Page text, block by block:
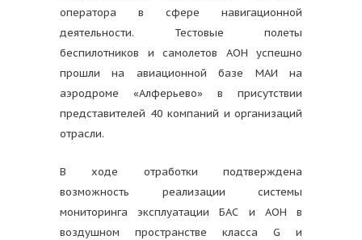
оператора в сфере навигационной
деятельности. Тестовые полеты
беспилотников и самолетов АОН успешно
прошли на авиационной базе МАИ на
аэродроме «Алферьево» в присутствии
представителей 40 компаний и организаций
отрасли.
В ходе отработки подтверждена
возможность реализации системы
мониторинга эксплуатации БАС и АОН в
воздушном пространстве класса G и